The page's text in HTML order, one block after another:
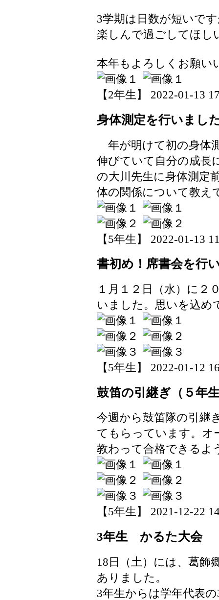
3学期は日数が短いで
楽しんで過ごしてほし
本年もよろしくお願い
【2年生】 2022-01-13
身体測定を行いまし
年が明けて初の身体
伸びていて自分の成長
の大川先生に身体測定
体の関係について教え
【5年生】 2022-01-13
書初め！席書会を行
１月１２日（水）に２
いました。思いを込め
【5年生】 2022-01-12
鼓笛の引継ぎ（５年
今週から鼓笛隊の引継
てもらっています。オ
教わって合格できるよ
【5年生】 2021-12-22
3年生 かるた大会
18日（土）には、葛飾
ありました。
3年生からは学年代表